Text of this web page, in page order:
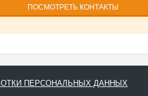
ПОСМОТРЕТЬ КОНТАКТЫ
ПЕРСОНАЛЬНЫХ ДАННЫХ